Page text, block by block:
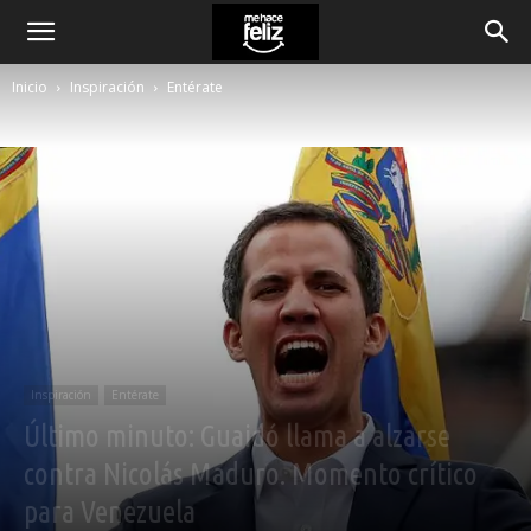
Inicio Inspiración Entérate
Inspiración Entérate
Último minuto: Guaidó llama a alzarse
contra Nicolás Maduro. Momento crítico
para Venezuela